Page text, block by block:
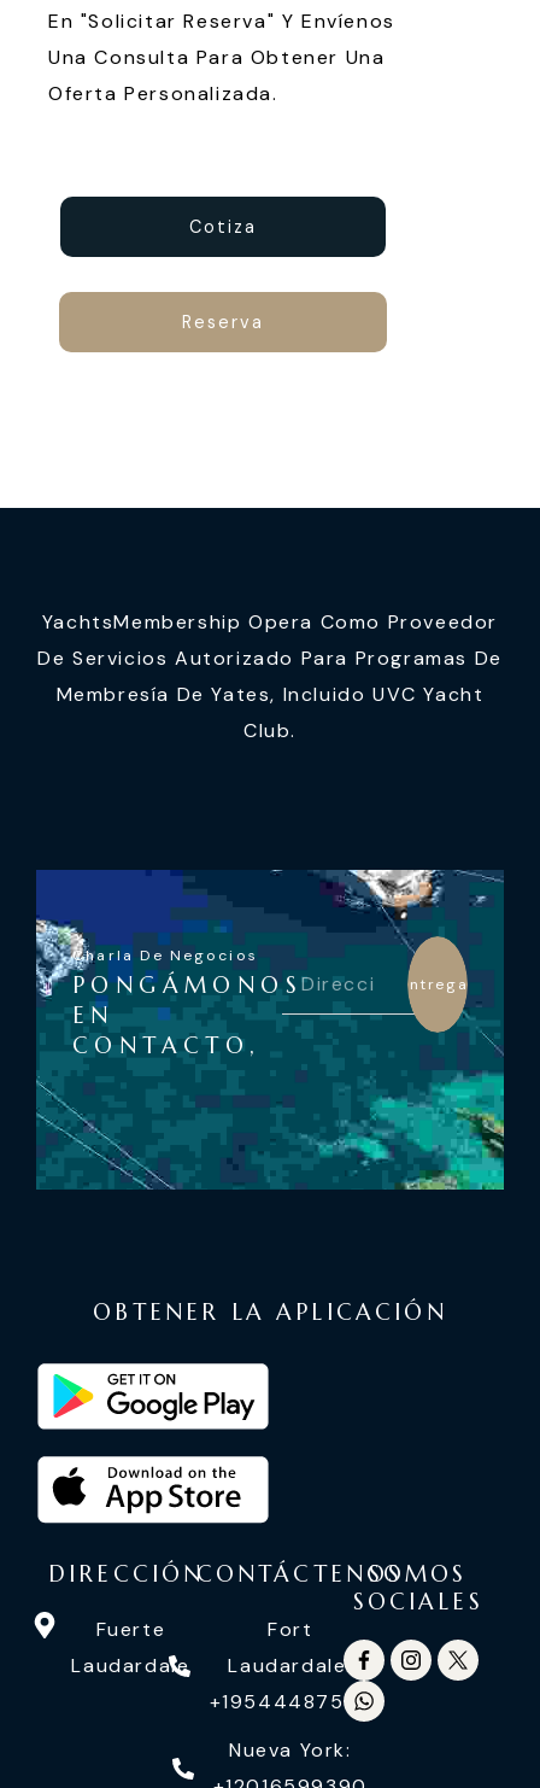
En "Solicitar Reserva" Y Envíenos
Una Consulta Para Obtener Una
Oferta Personalizada.
Cotiza
Reserva
YachtsMembership Opera Como Proveedor
De Servicios Autorizado Para Programas De
Membresía De Yates, Incluido UVC Yacht
Club.
Charla De Negocios
PONGÁMONOS
EN
CONTACTO,
Entregar
OBTENER LA APLICACIÓN
DIRECCIÓN
Fuerte
Laudardale
CONTÁCTENOS
Fort
Laudardale:
+19544487558
Nueva York:
SOMOS
SOCIALES